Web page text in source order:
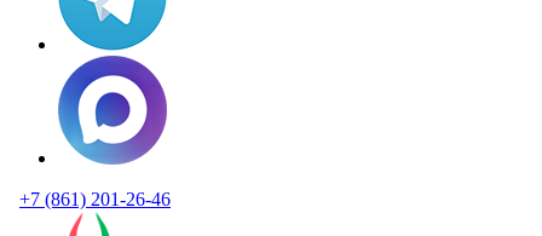
+7 (861) 201-26-46